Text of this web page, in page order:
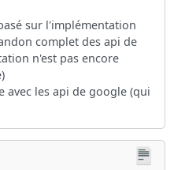
sur l'implémentation
complet des api de
n'est pas encore
avec les api de google (qui